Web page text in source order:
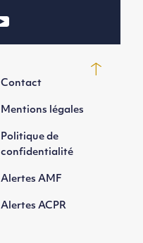
Contact
Mentions légales
Politique de
confidentialité
Alertes AMF
Alertes ACPR